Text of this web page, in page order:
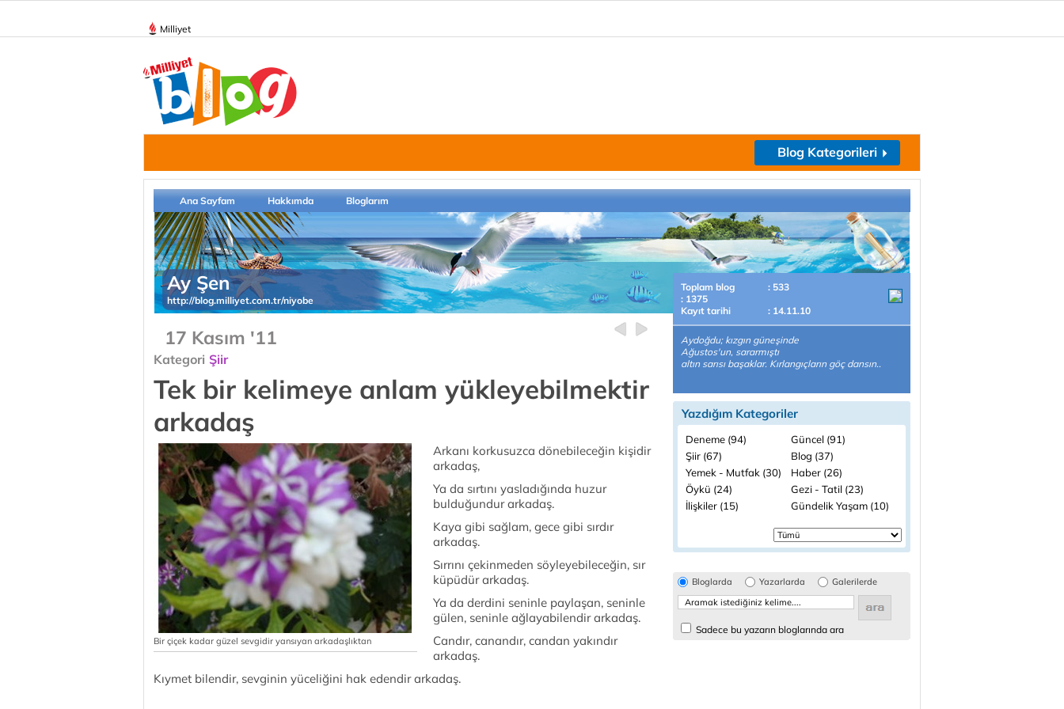
Milliyet
Blog Kategorileri
Ana Sayfam Hakkımda Bloglarım
Ay Şen
http://blog.milliyet.com.tr/niyobe
17 Kasım '11
Kategori Şiir
Tek bir kelimeye anlam yükleyebilmektir
arkadaş
Bir çiçek kadar güzel sevgidir yansıyan arkadaşlıktan
Arkanı korkusuzca dönebileceğin kişidir
arkadaş,
Ya da sırtını yasladığında huzur
bulduğundur arkadaş.
Kaya gibi sağlam, gece gibi sırdır
arkadaş.
Sırrını çekinmeden söyleyebileceğin, sır
küpüdür arkadaş.
Ya da derdini seninle paylaşan, seninle
gülen, seninle ağlayabilendir arkadaş.
Candır, canandır, candan yakındır
arkadaş.
Kıymet bilendir, sevginin yüceliğini hak edendir arkadaş.
Toplam blog
: 533
: 1375
Kayıt tarihi
: 14.11.10
Aydoğdu; kızgın güneşinde
Ağustos'un, sararmıştı
altın sarısı başaklar. Kırlangıçların göç dansın..
Yazdığım Kategoriler
Deneme (94)
Güncel (91)
Şiir (67)
Blog (37)
Yemek - Mutfak (30)
Haber (26)
Öykü (24)
Gezi - Tatil (23)
İlişkiler (15)
Gündelik Yaşam (10)
Bloglarda Yazarlarda Galerilerde
Sadece bu yazarın bloglarında ara